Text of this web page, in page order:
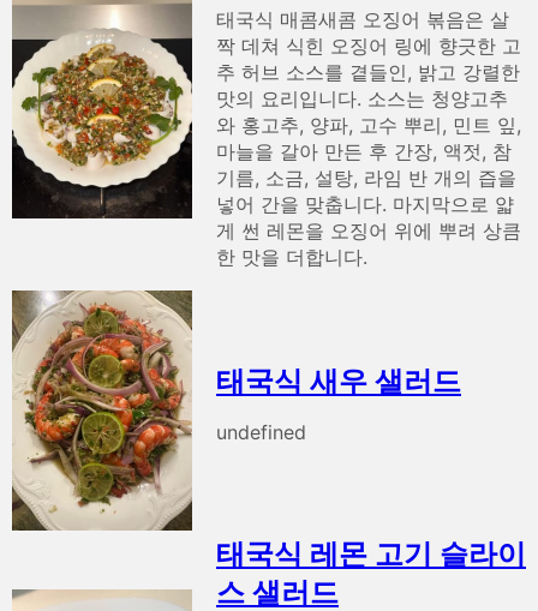
태국식 매콤새콤 오징어 볶음은 살
짝 데쳐 식힌 오징어 링에 향긋한 고
추 허브 소스를 곁들인, 밝고 강렬한
맛의 요리입니다. 소스는 청양고추
와 홍고추, 양파, 고수 뿌리, 민트 잎,
마늘을 갈아 만든 후 간장, 액젓, 참
기름, 소금, 설탕, 라임 반 개의 즙을
넣어 간을 맞춥니다. 마지막으로 얇
게 썬 레몬을 오징어 위에 뿌려 상큼
한 맛을 더합니다.
태국식 새우 샐러드
undefined
태국식 레몬 고기 슬라이
스 샐러드